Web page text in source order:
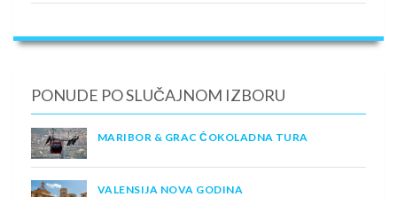
PONUDE PO SLUČAJNOM IZBORU
MARIBOR & GRAC ČOKOLADNA TURA
VALENSIJA NOVA GODINA